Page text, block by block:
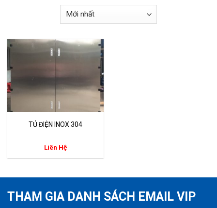
TỦ ĐIỆN INOX 304
Liên Hệ
THAM GIA DANH SÁCH EMAIL VIP